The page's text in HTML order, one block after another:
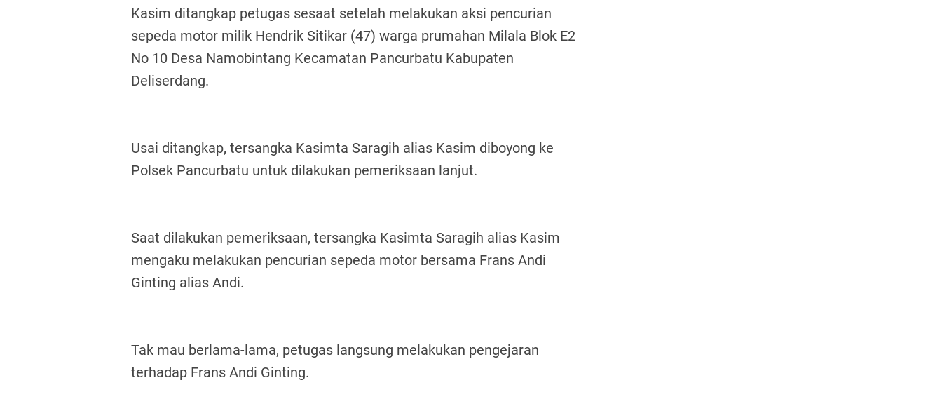
Kasim ditangkap petugas sesaat setelah melakukan aksi pencurian
sepeda motor milik Hendrik Sitikar (47) warga prumahan Milala Blok E2
No 10 Desa Namobintang Kecamatan Pancurbatu Kabupaten
Deliserdang.
Usai ditangkap, tersangka Kasimta Saragih alias Kasim diboyong ke
Polsek Pancurbatu untuk dilakukan pemeriksaan lanjut.
Saat dilakukan pemeriksaan, tersangka Kasimta Saragih alias Kasim
mengaku melakukan pencurian sepeda motor bersama Frans Andi
Ginting alias Andi.
Tak mau berlama-lama, petugas langsung melakukan pengejaran
terhadap Frans Andi Ginting.